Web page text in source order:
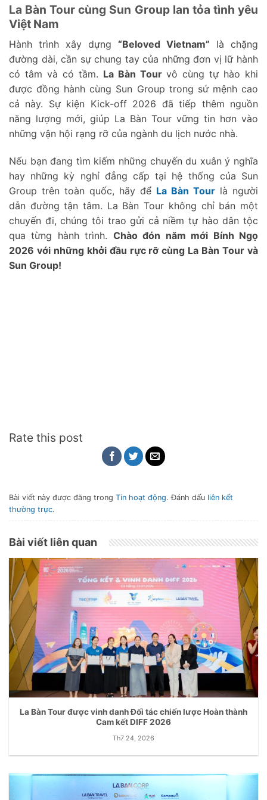
La Bàn Tour cùng Sun Group lan tỏa tình yêu
Việt Nam
Hành trình xây dựng “Beloved Vietnam” là chặng
đường dài, cần sự chung tay của những đơn vị lữ hành
có tâm và có tầm. La Bàn Tour vô cùng tự hào khi
được đồng hành cùng Sun Group trong sứ mệnh cao
cả này. Sự kiện Kick-off 2026 đã tiếp thêm nguồn
năng lượng mới, giúp La Bàn Tour vững tin hơn vào
những vận hội rạng rỡ của ngành du lịch nước nhà.
Nếu bạn đang tìm kiếm những chuyến du xuân ý nghĩa
hay những kỳ nghỉ đẳng cấp tại hệ thống của Sun
Group trên toàn quốc, hãy để La Bàn Tour là người
dẫn đường tận tâm. La Bàn Tour không chỉ bán một
chuyến đi, chúng tôi trao gửi cả niềm tự hào dân tộc
qua từng hành trình. Chào đón năm mới Bính Ngọ
2026 với những khởi đầu rực rỡ cùng La Bàn Tour và
Sun Group!
Rate this post
Bài viết này được đăng trong Tin hoạt động. Đánh dấu liên kết
thường trực.
Bài viết liên quan
La Bàn Tour được vinh danh Đối tác chiến lược Hoàn thành
Cam kết DIFF 2026
Th7 24, 2026